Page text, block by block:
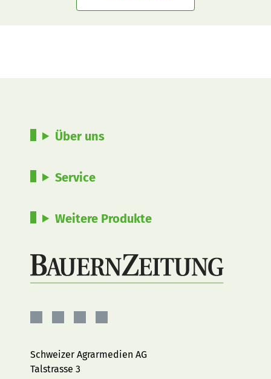
Über uns
Service
Weitere Produkte
Facebook
Instagram
YouTubeLinkedIn
Schweizer Agrarmedien AG
Talstrasse 3